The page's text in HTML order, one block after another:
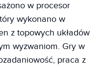
w procesor
wykonano w
z topowych układów
wyzwaniom. Gry w
praca z